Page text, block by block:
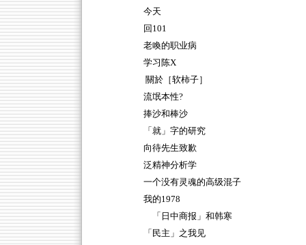
今天
回101
老喚的职业病
学习陈X
關於［软柿子］
流氓本性?
捧沙和棒沙
「就」字的研究
向待先生致歉
泛精神分析学
一个没有灵魂的高级混子
我的1978
「日中商报」和韩寒
「民主」之我见